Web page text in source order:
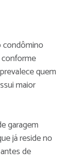
condômino
quem
maior
garagem
já reside no
de